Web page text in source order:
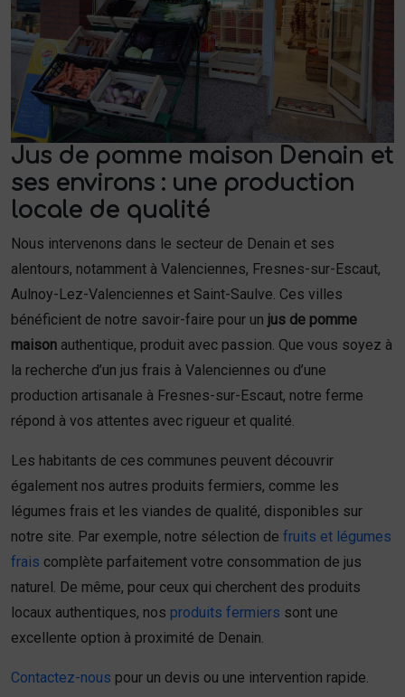
Jus de pomme maison Denain et
ses environs : une production
locale de qualité
Nous intervenons dans le secteur de Denain et ses
alentours, notamment à Valenciennes, Fresnes-sur-Escaut,
Aulnoy-Lez-Valenciennes et Saint-Saulve. Ces villes
bénéficient de notre savoir-faire pour un jus de pomme
maison authentique, produit avec passion. Que vous soyez à
la recherche d’un jus frais à Valenciennes ou d’une
production artisanale à Fresnes-sur-Escaut, notre ferme
répond à vos attentes avec rigueur et qualité.
Les habitants de ces communes peuvent découvrir
également nos autres produits fermiers, comme les
légumes frais et les viandes de qualité, disponibles sur
notre site. Par exemple, notre sélection de fruits et légumes
frais complète parfaitement votre consommation de jus
naturel. De même, pour ceux qui cherchent des produits
locaux authentiques, nos produits fermiers sont une
excellente option à proximité de Denain.
Contactez-nous pour un devis ou une intervention rapide.